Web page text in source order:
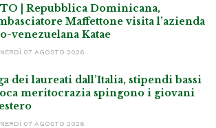
| Repubblica Dominicana,
Maffettone visita l’azienda
venezuelana Katae
07 AGOSTO 2026
dei laureati dall’Italia, stipendi bassi
meritocrazia spingono i giovani
07 AGOSTO 2026